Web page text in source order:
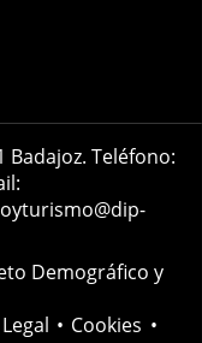
Badajoz. Teléfono:
Demográfico y
• Cookies •